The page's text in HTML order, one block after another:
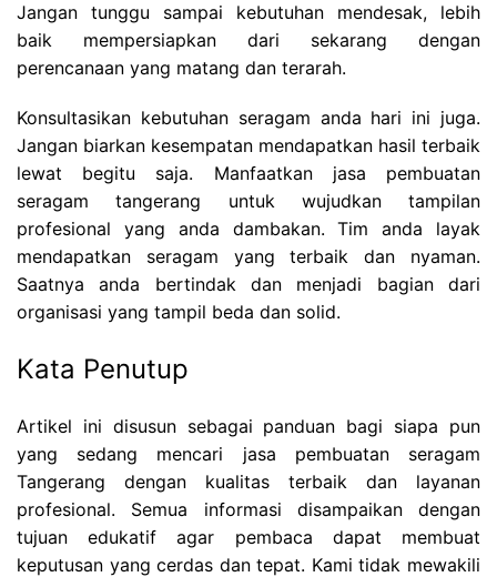
Jangan tunggu sampai kebutuhan mendesak, lebih
baik mempersiapkan dari sekarang dengan
perencanaan yang matang dan terarah.
Konsultasikan kebutuhan seragam anda hari ini juga.
Jangan biarkan kesempatan mendapatkan hasil terbaik
lewat begitu saja. Manfaatkan jasa pembuatan
seragam tangerang untuk wujudkan tampilan
profesional yang anda dambakan. Tim anda layak
mendapatkan seragam yang terbaik dan nyaman.
Saatnya anda bertindak dan menjadi bagian dari
organisasi yang tampil beda dan solid.
Kata Penutup
Artikel ini disusun sebagai panduan bagi siapa pun
yang sedang mencari jasa pembuatan seragam
Tangerang dengan kualitas terbaik dan layanan
profesional. Semua informasi disampaikan dengan
tujuan edukatif agar pembaca dapat membuat
keputusan yang cerdas dan tepat. Kami tidak mewakili